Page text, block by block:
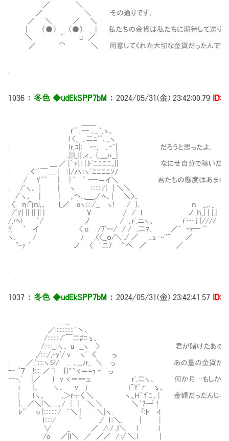
／ ＼
／ ＼ その通りです。
／ ＼ ／ ＼
| （●） （●） | 私たちの金貨は私たちに期待して送り出し
＼ ´ u ／
／ ⌒ ＼ 用意してくれた大切な金貨だったんです
1036 ： 冬色 ◆udEkSPP7bM ： 2024/05/31(金) 23:42:00.79
r'´, ‐- ､__｀,ゝ、
l 〈_ ,.二ﾆ'"､__ヽ
. lr,ｺ|: ‐-, ､-｀| だろうと思ったよ。
,||ｌ_||;.ィ、 {.___,ﾊ__|
＿.／ |｀ｧ|:: |.ﾄﾞﾆﾆﾆﾆ,.|| なにせ自分で稼いだお金
. , くﾞ´￣＿│ :|/ハ::ヽﾞﾆﾆﾆﾆﾝﾉ
/ Y'ﾞ´ | | ﾞ ` ｰ--＝イ＼ 君たちの態度はあまりにも
. /ﾞヽ、│ | ヽ :::::::/| | ＼＼
/ﾞヽ、 | | ,.へ､.＿_./ ﾍ、| ＼〉、
. 〈. ｎ∩ｎl,、 l_／ oヽ;:::/__ ヽ! / }､ ｎ _.,､_
. /ﾞｿ| || ||∥| V / / l ノ ,ｈ_| | |.|
/,rﾍl ´/ ノ / ,.r',ニヽ、 r'～ j |////
!{ ` イ 〈 o /7'ｰ‐/ / / ,二ﾏ. ／` ｰｧ─ '´
ヽ. / ﾉ ,〈〈__ｏ/＼'./ ／ ,.ゝ-‐''" ／
`ｰｧ ´ ノ 〈 ｀ニ7 `'ヘ. ／ ／
1037 ： 冬色 ◆udEkSPP7bM ： 2024/05/31(金) 23:42:41.57
／::::::::::::｀丶、
/::::::::/ﾞ￣二#ﾆゝ、
/:::::__:ヽ、 u __ヽ > 君が賭けたあの金貨の価値
,/::::/,‐y'/ v ヽ' く っ
. ／,':::::ヽジ/ ＿､__,ﾉr_ ＼ っ あの量の金貨だ。
-‐ ''７ !:::: ／ ﾞl ｛ｉ⌒ヾ＝=ｭ ｰ' っ
--‐,' |／ ｌ v ヾ＝==ュ r'.二ヽ、 何か月…もしかしたら何
i |、 ヽ、 v j ｉ＾Yﾞ r─ ゝ、
│ ｌヽ、 ,＞r┬く ＼ ヽ._Ｈﾞ ｆﾞﾆ、| 金額だったんじゃな
|. ／＼l＼.＿,./ ││ ＼.＼ ＼｀7ｰ┘!
ﾚ'′ o |:::::::::/ ´＼ | ＼|ヽ. ｢:ト ｲ
l:::::/ ` ./ l::＼. | |
∨ _ ／ /::/ .ｌ＼ l l
/o ／|ｌ＼ ／ ／／ /::/ ＼.l |